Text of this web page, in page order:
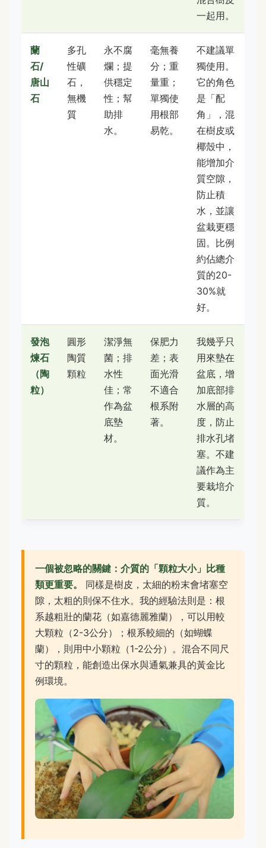
一起用。
蘭
石/
唐山
石
多孔
性礦
石，
無機
質
永不腐
爛；提
供穩定
性；幫
助排
水。
毫無養
分；重
量重；
單獨使
用根部
易乾。
不建議單
獨使用。
它的角色
是「配
角」，混
在樹皮或
椰殼中，
能增加介
質空隙，
防止積
水，並讓
盆栽更穩
固。比例
約佔總介
質的20-
30%就
好。
發泡
煉石
（陶
粒）
圓形
陶質
顆粒
潔淨無
菌；排
水性
佳；常
作為盆
底墊
材。
保肥力
差；表
面光滑
不適合
根系附
著。
我幾乎只
用來墊在
盆底，增
加底部排
水層的高
度，防止
排水孔堵
塞。不建
議作為主
要栽培介
質。
一個被忽略的關鍵：介質的「顆粒大小」比種
類更重要。
同樣是樹皮，太細的粉末會堵塞空
隙，太粗的則保不住水。我的經驗法則是：根
系越粗壯的蘭花（如嘉德麗雅蘭），可以用較
大顆粒（2-3公分）；根系較細的（如蝴蝶
蘭），則用中小顆粒（1-2公分）。混合不同尺
寸的顆粒，能創造出保水與通氣兼具的黃金比
例環境。